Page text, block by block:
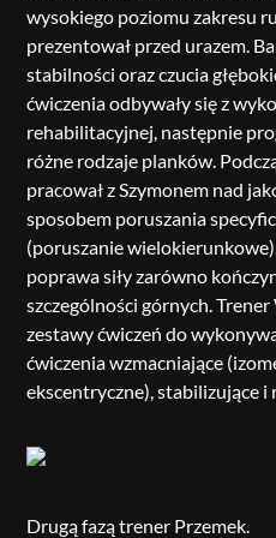
wysokiego poziomu zakresu
prezentował przed urazem.
stabilności oraz czucia
ćwiczenia odbywały się z
rehabilitacyjnej, następnie
różne rodzaje planków.
pracował z Szymonem nad
sposobem poruszania
(poruszanie
poprawa siły zarówno
szczególności górnych.
zestawy ćwiczeń do
ćwiczenia wzmacniające
ekscentryczne), stabilizujące i
Drugą fazą trener Przemek.